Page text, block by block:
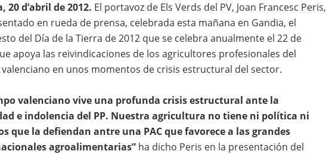
20 d’abril de 2012. El portavoz de Els Verds del PV, Joan Francesc Peris,
en rueda de prensa, celebrada esta mañana en Gandia, el
del Día de la Tierra de 2012 que se celebra anualmente el 22 de
apoya las reivindicaciones de los agricultores profesionales del
en unos momentos de crisis estructural del sector.
valenciano vive una profunda crisis estructural ante la
e indolencia del PP. Nuestra agricultura no tiene ni política ni
que la defiendan antre una PAC que favorece a las grandes
agroalimentarias” ha dicho Peris en la presentación del